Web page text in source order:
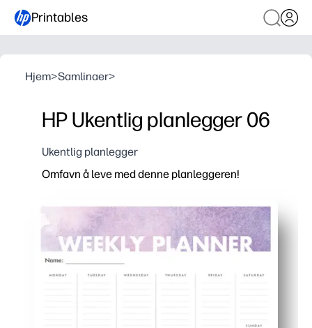
Printables
Hjem>Samlinaer>
HP Ukentlig planlegger 06
Ukentlig planlegger
Omfavn å leve med denne planleggeren!